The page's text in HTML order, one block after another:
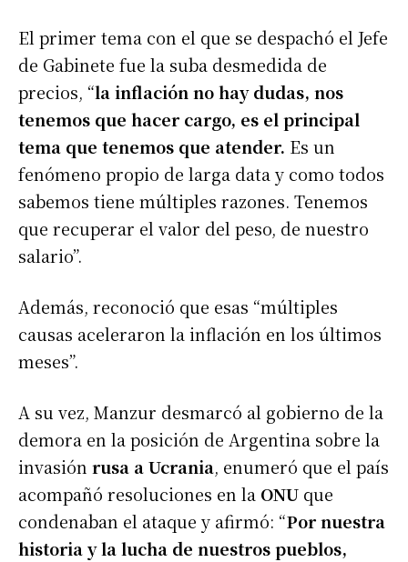
El primer tema con el que se despachó el Jefe
de Gabinete fue la suba desmedida de
precios, “la inflación no hay dudas, nos
tenemos que hacer cargo, es el principal
tema que tenemos que atender. Es un
fenómeno propio de larga data y como todos
sabemos tiene múltiples razones. Tenemos
que recuperar el valor del peso, de nuestro
salario”.
Además, reconoció que esas “múltiples
causas aceleraron la inflación en los últimos
meses”.
A su vez, Manzur desmarcó al gobierno de la
demora en la posición de Argentina sobre la
invasión rusa a Ucrania, enumeró que el país
acompañó resoluciones en la ONU que
condenaban el ataque y afirmó: “Por nuestra
historia y la lucha de nuestros pueblos,